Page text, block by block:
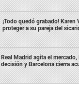
¡Todo quedó grabado! Karen
proteger a su pareja del
Real Madrid agita el
decisión y Barcelona cierra